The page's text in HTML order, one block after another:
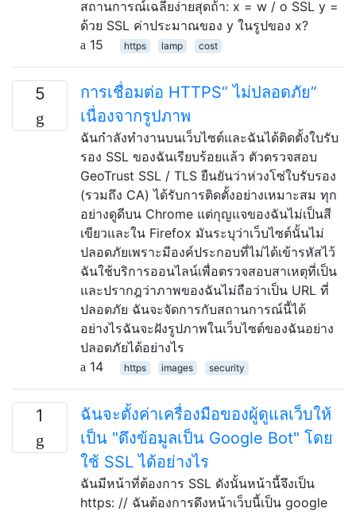
สถานการณ์เฉลี่ยง่ายสุดถ้า: x = w / o SSL y =
ด้วย SSL ค่าประมาณของ y ในรูปของ x?
15
https lamp cost
5
การเชื่อมต่อ HTTPS“ ไม่ปลอดภัย”
เนื่องจากรูปภาพ
ฉันกำลังทำงานบนเว็บไซต์และฉันได้ติดตั้งใบรับ
รอง SSL ของฉันเรียบร้อยแล้ว ตัวตรวจสอบ
GeoTrust SSL / TLS ยืนยันว่าห่วงโซ่ใบรับรอง
(รวมถึง CA) ได้รับการติดตั้งอย่างเหมาะสม ทุก
อย่างดูดีบน Chrome แต่กุญแจของฉันไม่เป็นสี
เขียวและใน Firefox มันระบุว่าเว็บไซต์นั้นไม่
ปลอดภัยเพราะมีองค์ประกอบที่ไม่ได้เข้ารหัสไว้
ฉันใช้บริการออนไลน์เพื่อตรวจสอบสาเหตุที่เป็น
และปรากฎว่าภาพของฉันไม่ถือว่าเป็น URL ที่
ปลอดภัย ฉันจะจัดการกับสถานการณ์นี้ได้
อย่างไรฉันจะฝังรูปภาพในเว็บไซต์ของฉันอย่าง
ปลอดภัยได้อย่างไร
14
https images security
1
ฉันจะตั้งค่าเครื่องมือของผู้ดูแลเว็บให้
เป็น "ดึงข้อมูลเป็น Google Bot" โดย
ใช้ SSL ได้อย่างไร
ฉันมีหน้าที่ต้องการ SSL ดังนั้นหน้านี้จึงเป็น
https: // ฉันต้องการดึงหน้าเว็บนี้เป็น google